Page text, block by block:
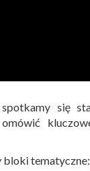
się
bloki tematyczne: